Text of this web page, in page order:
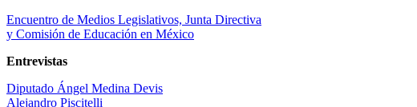
Encuentro de Medios Legislativos, Junta Directiva
y Comisión de Educación en México
Entrevistas
Diputado Ángel Medina Devis
Alejandro Piscitelli